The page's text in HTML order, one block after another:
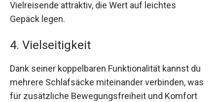
Vielreisende attraktiv, die Wert auf leichtes
Gepäck legen.
4. Vielseitigkeit
Dank seiner koppelbaren Funktionalität kannst du
mehrere Schlafsäcke miteinander verbinden, was
für zusätzliche Bewegungsfreiheit und Komfort